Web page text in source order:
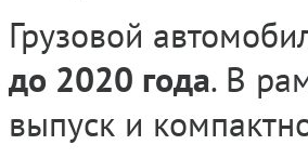
Грузовой
до 2020 года. В
выпуск и